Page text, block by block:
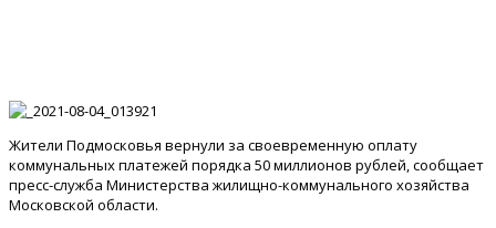
Жители Подмосковья вернули за своевременную оплату
коммунальных платежей порядка 50 миллионов рублей, сообщает
пресс-служба Министерства жилищно-коммунального хозяйства
Московской области.